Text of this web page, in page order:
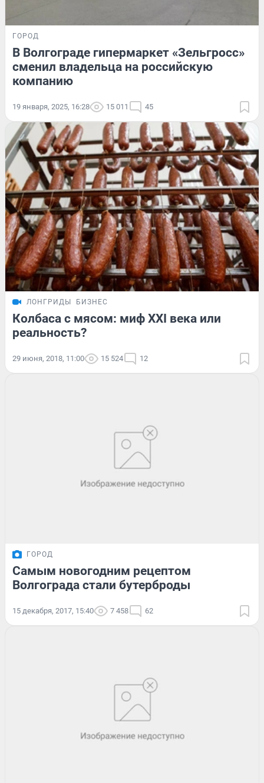
ГОРОД
В Волгограде гипермаркет «Зельгросс»
сменил владельца на российскую
компанию
19 января, 2025, 16:28 15 011 45
ЛОНГРИДЫ БИЗНЕС
Колбаса с мясом: миф XXI века или
реальность?
29 июня, 2018, 11:00 15 524 12
ГОРОД
Самым новогодним рецептом
Волгограда стали бутерброды
15 декабря, 2017, 15:40 7 458 62